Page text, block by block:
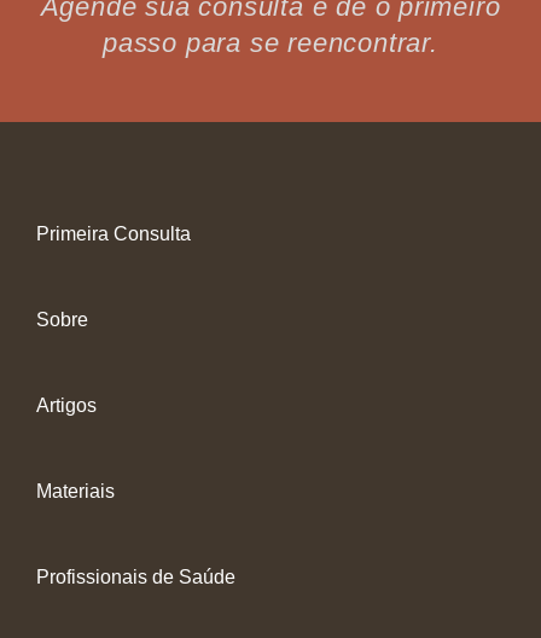
Agende sua consulta e dê o primeiro
passo para se reencontrar.
Primeira Consulta
Sobre
Artigos
Materiais
Profissionais de Saúde